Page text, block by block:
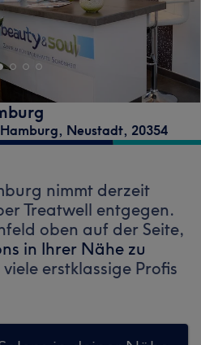
Hamburg, Neustadt, 20354
nimmt derzeit
Treatwell entgegen.
oben auf der Seite,
in Ihrer Nähe zu
erstklassige Profis